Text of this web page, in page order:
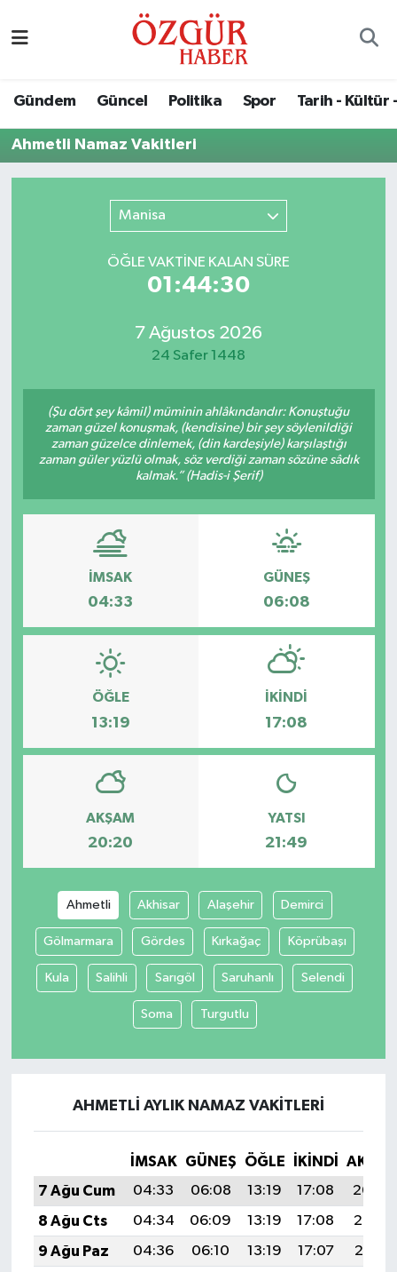
Gündem Güncel Politika Spor Tarih - Kültür
Ahmetli Namaz Vakitleri
Manisa
ÖĞLE VAKTİNE KALAN SÜRE
01:44:30
7 Ağustos 2026
24 Safer 1448
(Şu dört şey kâmil) müminin ahlâkındandır: Konuştuğu
zaman güzel konuşmak, (kendisine) bir şey söylenildiği
zaman güzelce dinlemek, (din kardeşiyle) karşılaştığı
zaman güler yüzlü olmak, söz verdiği zaman sözüne sâdık
kalmak.” (Hadis-i Şerif)
İMSAK
04:33
GÜNEŞ
06:08
ÖĞLE
13:19
İKINDI
17:08
AKŞAM
20:20
YATSI
21:49
Ahmetli Akhisar Alaşehir Demirci
Gölmarmara Gördes Kırkağaç Köprübaşı
Kula Salihli Sarıgöl Saruhanlı Selendi
Soma Turgutlu
AHMETLI AYLIK NAMAZ VAKITLERI
İMSAK GÜNEŞ ÖĞLE İKINDI
7 Ağu Cum
04:33 06:08 13:19 17:08
20:20
8 Ağu Cts
04:34 06:09 13:19 17:08
20:19
9 Ağu Paz
04:36 06:10 13:19 17:07
20:18
Ekonomi
Sağlık
Nöbetçi Eczaneler
Trafik Durumu
Tüm Manşetler
Son Dakika Haberleri